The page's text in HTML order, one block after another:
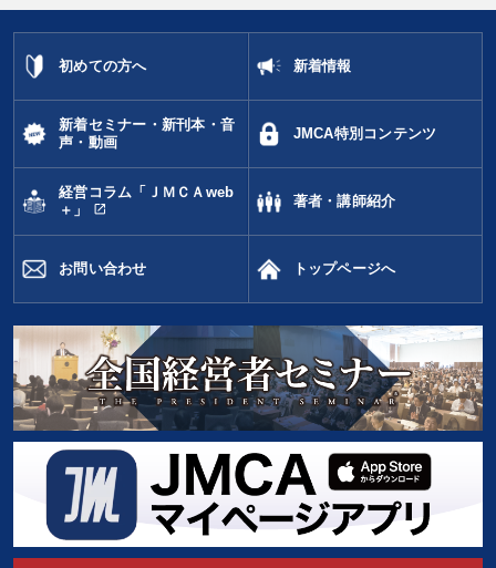
初めての方へ 新着情報
新着セミナー・新刊本・音
声・動画
JMCA特別コンテンツ
経営コラム「ＪＭＣＡweb
＋」
open_in_new
著者・講師紹介
お問い合わせ トップページへ